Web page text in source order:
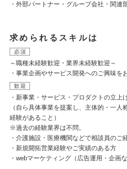
・外部パートナー・グループ会社・関連
求められるスキルは
必須
～職種未経験歓迎・業界未経験歓迎～
・事業企画やサービス開発へのご興味を
歓迎
・新事業・サービス・プロダクトの立上
（自ら具体事業を提案し、主体的・一人
経験があること）
※過去の経験業界は不問。
・介護施設・医療機関などで相談員のご
・新規開拓営業経験やご実績のある方
・webマーケティング（広告運用・企画